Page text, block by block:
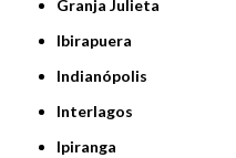
Granja Julieta
Ibirapuera
Indianópolis
Interlagos
Ipiranga